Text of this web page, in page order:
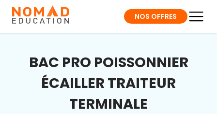
NOS OFFRES
BAC PRO POISSONNIER
ÉCAILLER TRAITEUR
TERMINALE